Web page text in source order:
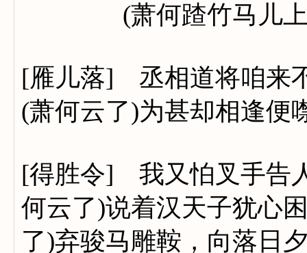
(萧何蹅竹马儿上
[雁儿落] 丞相道将咱来
(萧何云了)为甚却相逢便
[得胜令] 我又怕叉手告
何云了)说着汉天子犹心
了)弃骏马雕鞍，向落日